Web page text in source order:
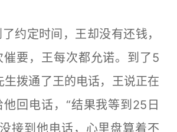
定时间，王却没有还钱，
催要，王每次都允诺。到了5
拨通了王的电话，王说正在
回电话，“结果我等到25日
接到他电话，心里盘算着不